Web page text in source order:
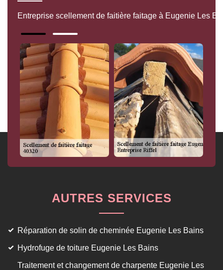
Entreprise scellement de faitière faitage à Eugenie Les
AUTRES SERVICES
Réparation de solin de cheminée Eugenie Les Bains
Hydrofuge de toiture Eugenie Les Bains
Traitement et changement de charpente Eugenie Les